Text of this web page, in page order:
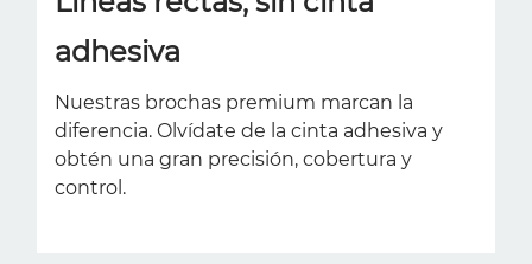
adhesiva
Nuestras brochas premium marcan la
diferencia. Olvídate de la cinta adhesiva y
obtén una gran precisión, cobertura y
control.